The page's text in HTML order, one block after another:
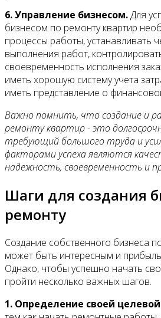
6. Управление бизнесом.Для
бизнесом по ремонту квартир
процессы работы, устанавливать
выполнения работ,
своевременность исполнения
иметь хорошую систему учета
иметь представление о
Важно помнить, что создание и
ремонту квартир - это
требующий большого труда и
факторами успеха являются
надежность, своевременность и
Шаги для создания
ремонту
Создание собственного бизнеса
может быть интересным и
Однако, чтобы успешно начать
пройти несколько важных шагов.
1. Определение своей